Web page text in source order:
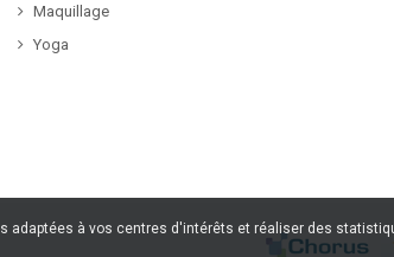
Maquillage
Yoga
adaptées à vos centres d'intérêts et réaliser des